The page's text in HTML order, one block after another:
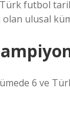
futbol
ulusal
6 ve